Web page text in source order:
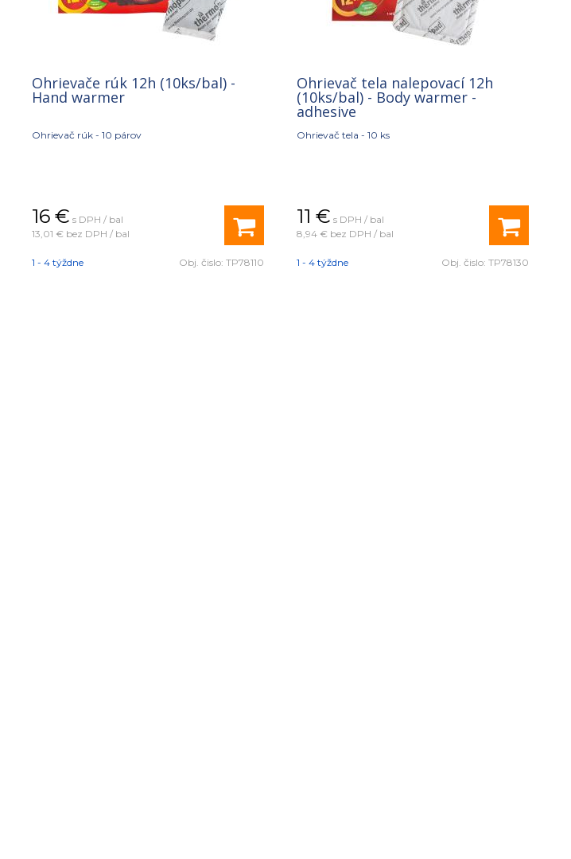
Ohrievače rúk 12h (10ks/bal) -
Hand warmer
Ohrievač rúk - 10 párov
16 € s DPH / bal
13,01 € bez DPH / bal
1 - 4 týždne Obj. čislo:TP78110
Ohrievač tela nalepovací 12h
(10ks/bal) - Body warmer -
adhesive
Ohrievač tela - 10 ks
11 € s DPH / bal
8,94 € bez DPH / bal
1 - 4 týždne Obj. čislo: TP78130